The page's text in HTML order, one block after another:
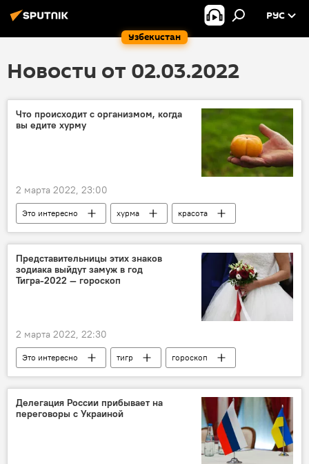
Узбекистан
РУС
Новости от 02.03.2022
Что происходит с организмом, когда
вы едите хурму
2 марта 2022, 23:00
Это интересно хурма
красота
молодость
Представительницы этих знаков
зодиака выйдут замуж в год
Тигра-2022 — гороскоп
2 марта 2022, 22:30
Это интересно тигр гороскоп
Делегация России прибывает на
переговоры с Украиной